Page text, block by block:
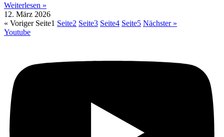
Weiterlesen »
12. März 2026
« Voriger Seite1 Seite2 Seite3 Seite4 Seite5 Nächster »
Youtube